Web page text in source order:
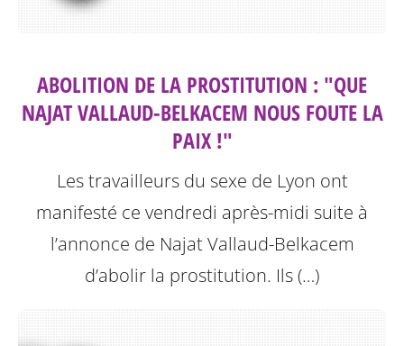
ABOLITION DE LA PROSTITUTION : "QUE
NAJAT VALLAUD-BELKACEM NOUS FOUTE LA
PAIX !"
Les travailleurs du sexe de Lyon ont
manifesté ce vendredi après-midi suite à
l’annonce de Najat Vallaud-Belkacem
d’abolir la prostitution. Ils (…)